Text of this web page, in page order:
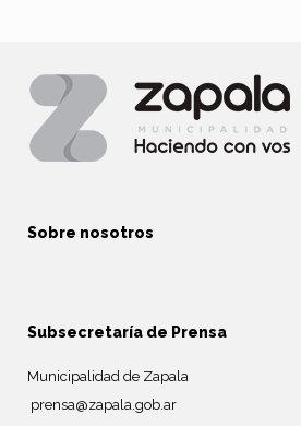
Sobre nosotros
Subsecretaría de Prensa
Municipalidad de Zapala
prensa@zapala.gob.ar